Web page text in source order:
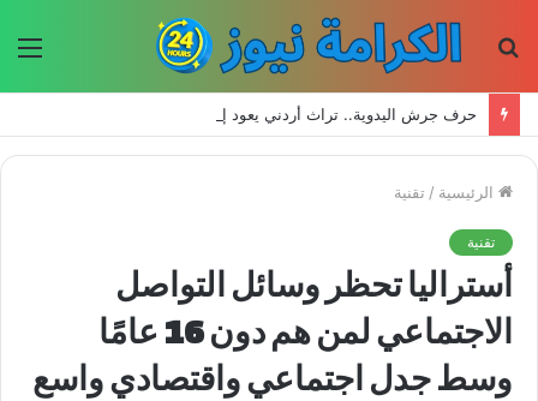
الرئيسية / تقنية
تقنية
أستراليا تحظر وسائل التواصل
الاجتماعي لمن هم دون 16 عامًا
وسط جدل اجتماعي واقتصادي واسع